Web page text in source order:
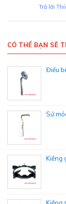
Trả lời
CÓ THỂ BẠN SẼ
Điếu
Sứ
Kiềng